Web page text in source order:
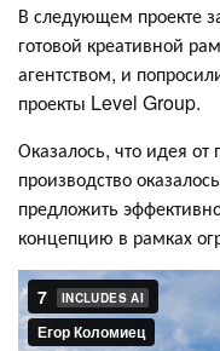
В следующем проекте
готовой креативной
агентством, и
проекты Level Group.
Оказалось, что идея от
производство
предложить
концепцию в рамках